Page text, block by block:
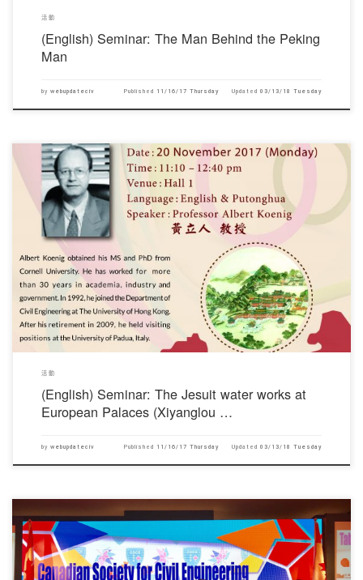
活動
(English) Seminar: The Man Behind the Peking
Man
by webupdateciv Published 11/16/17 Thursday Updated03/13/18 Tuesday
對不起，此內容只適用於English。
活動
(English) Seminar: The Jesuit water works at
European Palaces (Xiyanglou …
by webupdateciv Published 11/16/17 Thursday Updated03/13/18 Tuesday